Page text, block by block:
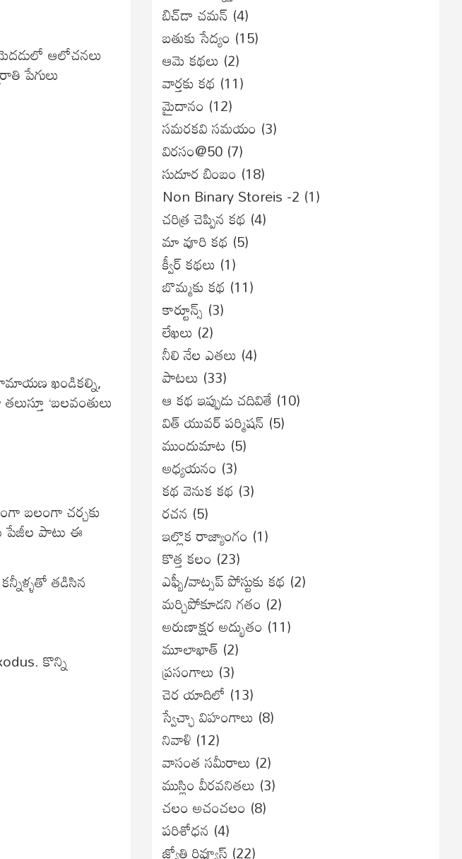
ఆలోచనలు
పేగులు
రామాయణ ఖండికల్ని,
‘బలవంతులు
బలంగా చర్చకు
పేజీల పాటు ఈ
తడిసిన
కొన్ని
బిచ్‌డా చమన్ (4)
బతుకు సేద్యం (15)
ఆమె కథలు (2)
వార్తకు కథ (11)
మైదానం (12)
సమరకవి సమయం (3)
విరసం@50 (7)
సుదూర బింబం (18)
Non Binary Storeis -2 (1)
చరిత్ర చెప్పిన కథ (4)
మా వూరి కథ (5)
క్వీర్ కథలు (1)
బొమ్మకు కథ (11)
కార్టూన్స్ (3)
లేఖలు (2)
నీలి నేల ఎతలు (4)
పాటలు (33)
ఆ కథ ఇప్పుడు చదివితే (10)
విత్ యువర్ పర్మిషన్ (5)
ముందుమాట (5)
అధ్యయనం (3)
కథ వెనుక కథ (3)
రచన (5)
ఇల్లొక రాజ్యాంగం (1)
కొత్త కలం (23)
ఎఫ్బీ/వాట్సప్ పోస్టుకు కథ (2)
మర్చిపోకూడని గతం (2)
అరుణాక్షర అద్భుతం (11)
మూలాఖాత్ (2)
ప్రసంగాలు (3)
చెర యాదిలో (13)
స్వేచ్ఛా విహంగాలు (8)
నివాళి (12)
వాసంత సమీరాలు (2)
ముస్లిం వీరవనితలు (3)
చలం అచంచలం (8)
ప‌రిశోధ‌న‌ (4)
జ్యోతి రివ్యూస్ (22)